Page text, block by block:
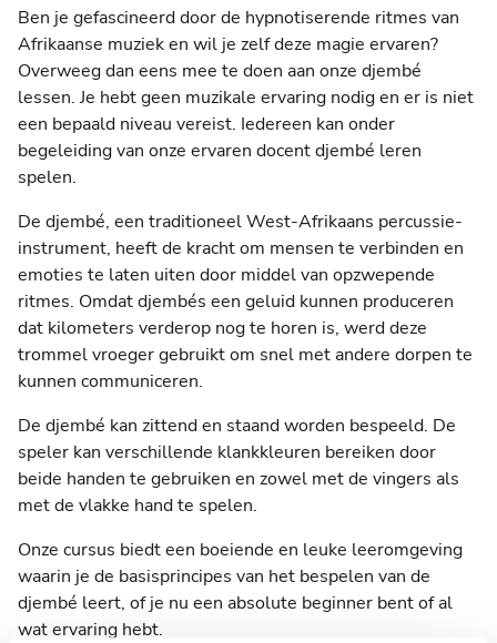
Ben je gefascineerd door de hypnotiserende ritmes van
Afrikaanse muziek en wil je zelf deze magie ervaren?
Overweeg dan eens mee te doen aan onze djembé
lessen. Je hebt geen muzikale ervaring nodig en er is niet
een bepaald niveau vereist. Iedereen kan onder
begeleiding van onze ervaren docent djembé leren
spelen.
De djembé, een traditioneel West-Afrikaans percussie-
instrument, heeft de kracht om mensen te verbinden en
emoties te laten uiten door middel van opzwepende
ritmes. Omdat djembés een geluid kunnen produceren
dat kilometers verderop nog te horen is, werd deze
trommel vroeger gebruikt om snel met andere dorpen te
kunnen communiceren.
De djembé kan zittend en staand worden bespeeld. De
speler kan verschillende klankkleuren bereiken door
beide handen te gebruiken en zowel met de vingers als
met de vlakke hand te spelen.
Onze cursus biedt een boeiende en leuke leeromgeving
waarin je de basisprincipes van het bespelen van de
djembé leert, of je nu een absolute beginner bent of al
wat ervaring hebt.